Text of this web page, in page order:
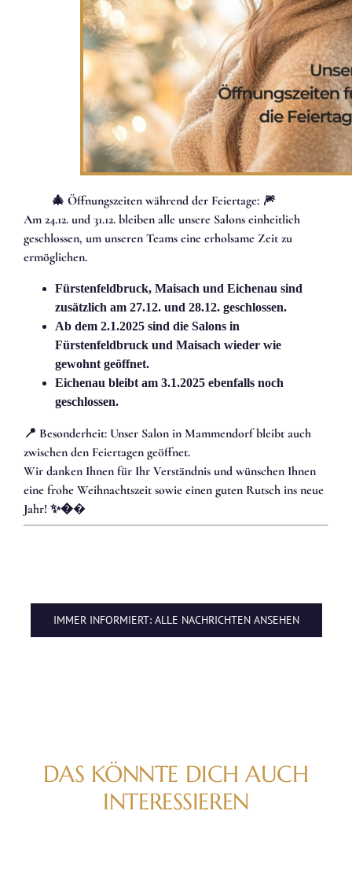
🎄 Öffnungszeiten während der Feiertage: 🎆
Am 24.12. und 31.12. bleiben alle unsere Salons einheitlich
geschlossen, um unseren Teams eine erholsame Zeit zu
ermöglichen.
Fürstenfeldbruck, Maisach und Eichenau sind
zusätzlich am 27.12. und 28.12. geschlossen.
Ab dem 2.1.2025 sind die Salons in
Fürstenfeldbruck und Maisach wieder wie
gewohnt geöffnet.
Eichenau bleibt am 3.1.2025 ebenfalls noch
geschlossen.
📍 Besonderheit: Unser Salon in Mammendorf bleibt auch
zwischen den Feiertagen geöffnet.
Wir danken Ihnen für Ihr Verständnis und wünschen Ihnen
eine frohe Weihnachtszeit sowie einen guten Rutsch ins neue
Jahr! ✨��
IMMER INFORMIERT: ALLE NACHRICHTEN ANSEHEN
DAS KÖNNTE DICH AUCH
INTERESSIEREN